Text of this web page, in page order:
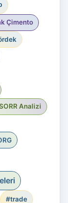
Çimento
Analizi
#trade